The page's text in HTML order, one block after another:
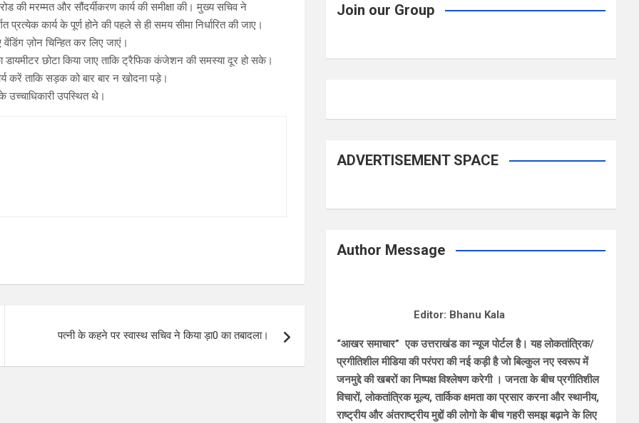
की मरम्मत और सौंदर्यीकरण कार्य की समीक्षा की। मुख्य सचिव ने
प्रत्येक कार्य के पूर्ण होने की पहले से ही समय सीमा निर्धारित की जाए।
ज़ोन चिन्हित कर लिए जाएं।
डायमीटर छोटा किया जाए ताकि ट्रैफिक कंजेशन की समस्या दूर हो सके।
करें ताकि सड़क को बार बार न खोदना पड़े।
उपस्थित थे।
पत्नी के कहने पर स्वास्थ सचिव ने किया ड़ा0 का तबादला।
Join our Group
ADVERTISEMENT SPACE
Author Message
Editor: Bhanu Kala
“आखर समाचार” एक उत्तराखंड का न्यूज पोर्टल है। यह लोकतांत्रिक/
प्रगीतिशील मीडिया की परंपरा की नई कड़ी है जो बिल्कुल नए स्वरूप में
जनमुद्दे की खबरों का निष्पक्ष विश्लेषण करेगी । जनता के बीच प्रगीतिशील
विचारों, लोकतांत्रिक मूल्य, तार्किक क्षमता का प्रसार करना और स्थानीय,
राष्ट्रीय और अंतराष्ट्रीय मुद्दों की लोगो के बीच गहरी समझ बढ़ाने के लिए